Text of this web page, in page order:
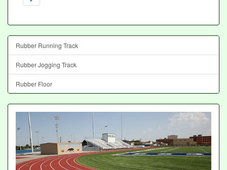
Rubber Running Track
Rubber Jogging Track
Rubber Floor